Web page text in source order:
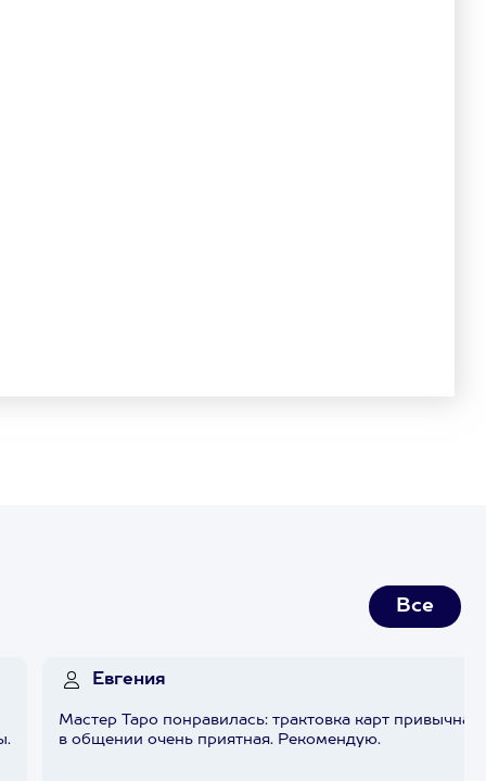
Все
Евгения
Мастер Таро понравилась: трактовка карт привычная
в общении очень приятная. Рекомендую.